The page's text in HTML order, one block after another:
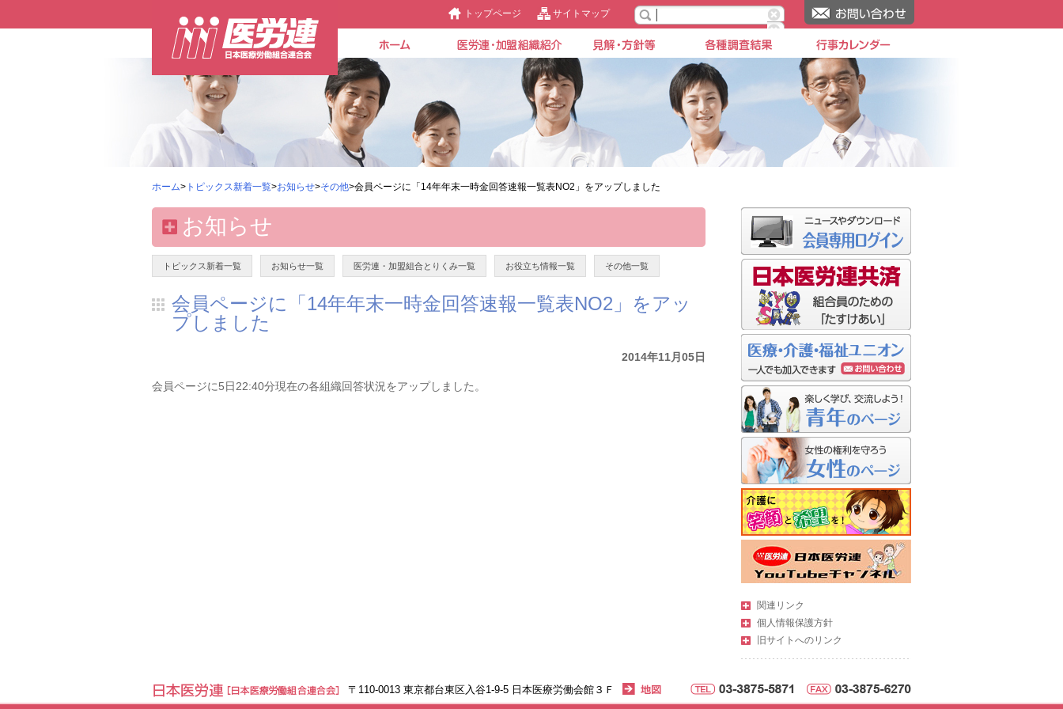
トップページ サイトマップ
ホーム> トピックス新着一覧>お知らせ>その他>会員ページに「14年年末一時金回答速報一覧表NO2」をアップしました
お知らせ
トピックス新着一覧 お知らせ一覧 医労連・加盟組合とりくみ一覧 お役立ち情報一覧 その他一覧
会員ページに「14年年末一時金回答速報一覧表NO2」をアッ
プしました
2014年11月05日
会員ページに5日22:40分現在の各組織回答状況をアップしました。
関連リンク
個人情報保護方針
旧サイトへのリンク
〒110-0013 東京都台東区入谷1-9-5 日本医療労働会館３Ｆ